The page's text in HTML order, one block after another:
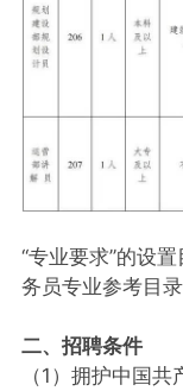
“专业要求”的设
务员专业参考目录
二、招聘条件
（1）拥护中国